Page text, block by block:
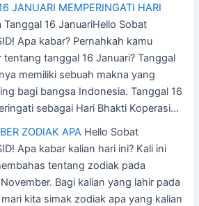
JANUARI MEMPERINGATI HARI
Tanggal 16 JanuariHello Sobat
Apa kabar? Pernahkah kamu
tentang tanggal 16 Januari? Tanggal
memiliki sebuah makna yang
bagi bangsa Indonesia. Tanggal 16
sebagai Hari Bhakti Koperasi…
ZODIAK APA Hello Sobat
Apa kabar kalian hari ini? Kali ini
tentang zodiak pada
Bagi kalian yang lahir pada
kita simak zodiak apa yang kalian